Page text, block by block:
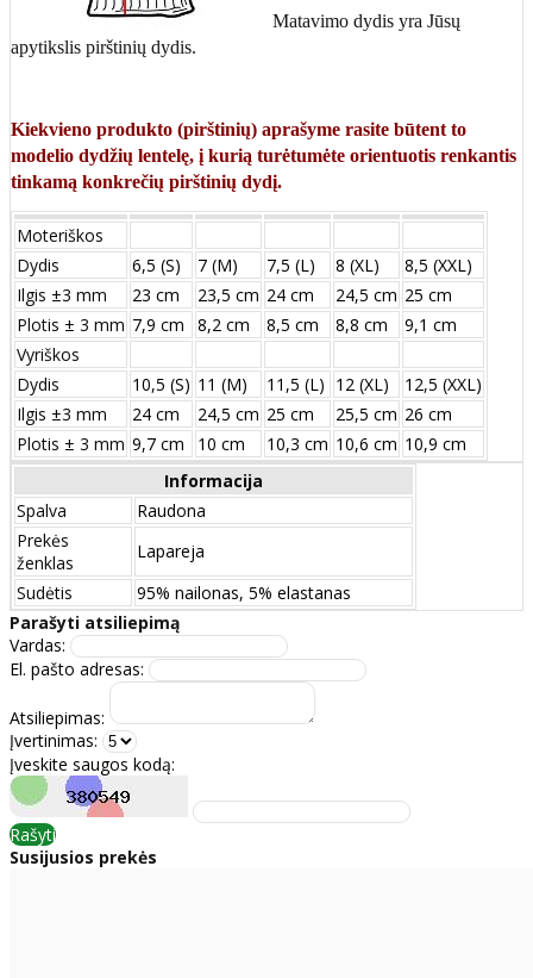
Matavimo dydis yra Jūsų
apytikslis pirštinių dydis.
Kiekvieno produkto (pirštinių) aprašyme rasite būtent to
modelio dydžių lentelę, į kurią turėtumėte orientuotis renkantis
tinkamą konkrečių pirštinių dydį.
Moteriškos
Dydis
6,5 (S) 7 (M) 7,5 (L) 8 (XL)
8,5 (XXL)
Ilgis ±3 mm
23 cm 23,5 cm 24 cm 24,5 cm 25 cm
Plotis ± 3 mm 7,9 cm 8,2 cm 8,5 cm 8,8 cm
9,1 cm
Vyriškos
Dydis
10,5 (S) 11 (M) 11,5 (L) 12 (XL)
12,5 (XXL)
Ilgis ±3 mm
24 сm 24,5 сm 25 сm 25,5 сm 26 сm
Plotis ± 3 mm 9,7 сm 10 сm 10,3 сm 10,6 сm 10,9 сm
Informacija
Spalva
Raudona
Prekės
ženklas
Lapareja
Sudėtis
95% nailonas, 5% elastanas
Parašyti atsiliepimą
Vardas:
El. pašto adresas:
Atsiliepimas:
Įvertinimas:
Įveskite saugos kodą:
Rašyti
Susijusios prekės